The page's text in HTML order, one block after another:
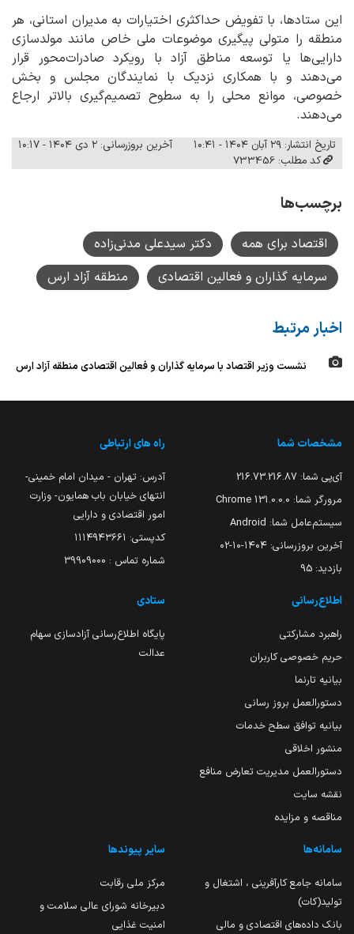
این ستادها، با تفویض حداکثری اختیارات به مدیران استانی، هر
منطقه را متولی پیگیری موضوعات ملی خاص مانند مولدسازی
دارایی‌ها یا توسعه مناطق آزاد با رویکرد صادرات‌محور قرار
می‌دهند و با همکاری نزدیک با نمایندگان مجلس و بخش
خصوصی، موانع محلی را به سطوح تصمیم‌گیری بالاتر ارجاع
می‌دهند.
تاریخ انتشار: ۲۹ آبان ۱۴۰۴ - ۱۰:۴۱
آخرین بروزرسانی: ۲ دی ۱۴۰۴ - ۱۰:۱۷
کد مطلب: 733456
برچسب‌ها
اقتصاد برای همه
دکتر سیدعلی مدنی‌زاده
سرمایه گذاران و فعالین اقتصادی
منطقه آزاد ارس
اخبار مرتبط
نشست وزیر اقتصاد با سرمایه گذاران و فعالین اقتصادی منطقه آزاد ارس
مشخصات شما
آی‌پی شما: 216.73.216.87
مرورگر شما: 131.0.0.0 Chrome
سیستم‌عامل شما: Android
آخرین بروزرسانی: ۱۴۰۴-۱۰-۰۲
بازدید: 95
راه های ارتباطی
آدرس: تهران - میدان امام خمینی-
انتهای خیابان باب همایون- وزارت
امور اقتصادی و دارایی
کدپستی: ۱۱۱۴۹۴۳۶۶۱
شماره تماس : 39909000
اطلاع‌رسانی
راهبرد مشارکتی
حریم خصوصی کاربران
بیانیه تارنما
دستورالعمل بروز رسانی
بیانیه توافق سطح خدمات
منشور اخلاقی
دستورالعمل مدیریت تعارض منافع
نقشه سایت
مناقصه و مزایده
ستادی
پایگاه اطلاع‌رسانی آزادسازی سهام
عدالت
سامانه‌ها
سامانه جامع کارآفرینی ، اشتغال و
تولید(کات)
بانک داده‌های اقتصادی و مالی
سایر پیوندها
مرکز ملی رقابت
دبیرخانه شورای عالی سلامت و
امنیت غذایی